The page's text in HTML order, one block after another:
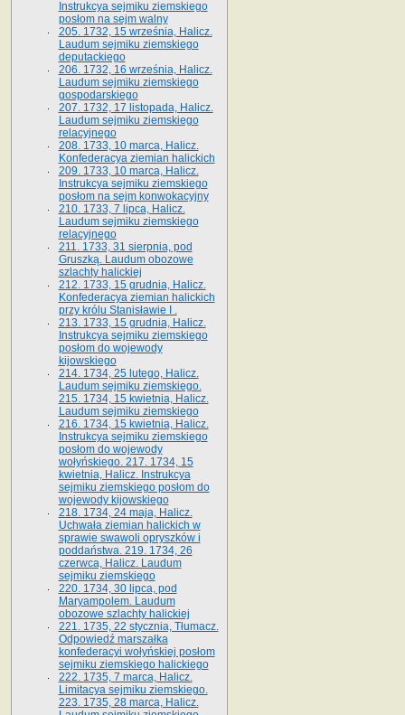
Instrukcya sejmiku ziemskiego
posłom na sejm walny
205. 1732, 15 września, Halicz.
Laudum sejmiku ziemskiego
deputackiego
206. 1732, 16 września, Halicz.
Laudum sejmiku ziemskiego
gospodarskiego
207. 1732, 17 listopada, Halicz.
Laudum sejmiku ziemskiego
relacyjnego
208. 1733, 10 marca, Halicz.
Konfederacya ziemian halickich­
209. 1733, 10 marca, Halicz.
Instrukcya sejmiku ziemskiego
posłom na sejm konwokacyjny
210. 1733, 7 lipca, Halicz.
Laudum sejmiku ziemskiego
relacyjnego
211. 1733, 31 sierpnia, pod
Gruszką. Laudum obozowe
szlachty halickiej
212. 1733, 15 grudnia, Halicz.
Konfederacya ziemian halickich
przy królu Stanisławie I .
213. 1733, 15 grudnia, Halicz.
Instrukcya sejmiku ziemskiego
posłom do wojewody
kijowskiego
214. 1734, 25 lutego, Halicz.
Laudum sejmiku ziemskiego.
215. 1734, 15 kwietnia, Halicz.
Laudum sejmiku ziemskiego
216. 1734, 15 kwietnia, Halicz.
Instrukcya sejmiku ziemskiego
posłom do wojewody
wołyńskiego. 217. 1734, 15
kwietnia, Halicz. Instrukcya
sejmiku ziemskiego posłom do
wojewody kijowskiego
218. 1734, 24 maja, Halicz.
Uchwała ziemian halickich w
sprawie swawoli opryszków i
poddaństwa. 219. 1734, 26
czerwca, Halicz. Laudum
sejmiku ziemskiego
220. 1734, 30 lipca, pod
Maryampolem. Laudum
obozowe szlachty halickiej
221. 1735, 22 stycznia, Tłumacz.
Odpowiedź marszałka
konfederacyi wołyńskiej posłom
sejmiku ziemskiego halickiego
222. 1735, 7 marca, Halicz.
Limitacya sejmiku ziemskiego.
223. 1735, 28 marca, Halicz.